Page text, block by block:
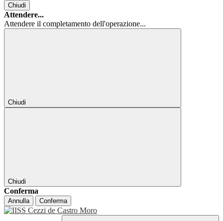
Chiudi
Attendere...
Attendere il completamento dell'operazione...
Chiudi
Chiudi
Conferma
Annulla Conferma